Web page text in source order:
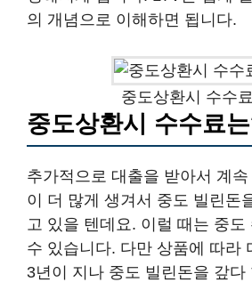
의 개념으로 이해하면 됩니다.
중도상환시 수수
중도상환시 수수료
추가적으로 대출을 받아서 계
이 더 많게 생겨서 중도 빌린돈
고 있을 텐데요. 이럴 때는 중도
수 있습니다. 다만 상품에 따라
3년이 지나 중도 빌린돈을 갚다